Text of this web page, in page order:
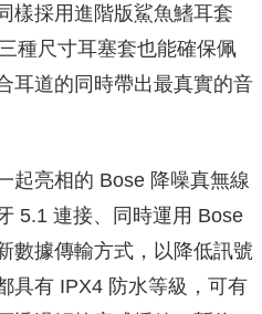
樣採用進階版鯊魚鰭耳套
種尺寸耳塞套也能確保佩
耳道的同時帶出最真實的音
起亮相的 Bose 降噪真無線
5.1 連接、同時運用 Bose
數據傳輸方式，以降低訊號
具有 IPX4 防水等級，可有